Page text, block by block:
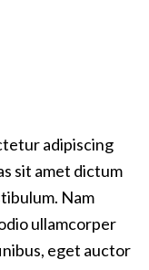
adipiscing
sit amet dictum
Nam
ullamcorper
eget auctor